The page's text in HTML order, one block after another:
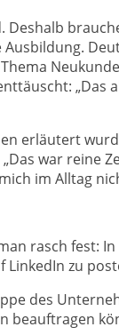
erläutert
war reine
im Alltag
rasch fest:
zu
des
beauftragen